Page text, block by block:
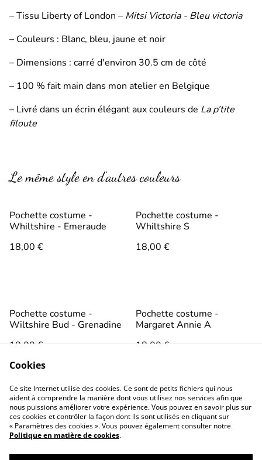
– Tissu Liberty of London – Mitsi Victoria - Bleu victoria
– Couleurs : Blanc, bleu, jaune et noir
– Dimensions : carré d'environ 30.5 cm de côté
– 100 % fait main dans mon atelier en Belgique
– Livré dans un écrin élégant aux couleurs de La p’tite
filoute
Le même style en d’autres couleurs
Pochette costume -
Whiltshire - Emeraude
18,00 €
Pochette costume -
Whiltshire S
18,00 €
Pochette costume -
Wiltshire Bud - Grenadine
18,00 €
Pochette costume -
Margaret Annie A
18,00 €
Conditions générales Politique de
Cookies
Ce site Internet utilise des cookies. Ce sont de petits fichiers qui nous
aident à comprendre la manière dont vous utilisez nos services afin que
nous puissions améliorer votre expérience. Vous pouvez en savoir plus sur
ces cookies et contrôler la façon dont ils sont utilisés en cliquant sur
« Paramètres des cookies ». Vous pouvez également consulter notre
Politique en matière de cookies.